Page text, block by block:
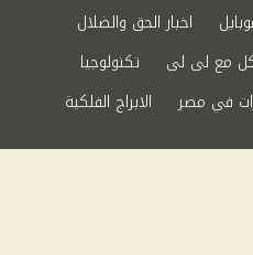
اخبار الحق والضلال
مع لى لى
تكنولوجيا
في مصر
الابراج الفلكية